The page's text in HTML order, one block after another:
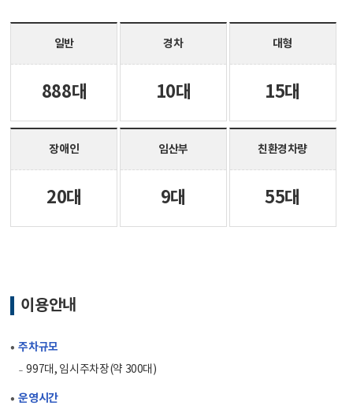
일반
888대
경차
10대
대형
15대
장애인
20대
임산부
9대
친환경차량
55대
이용안내
주차규모
997대, 임시주차장(약 300대)
운영시간